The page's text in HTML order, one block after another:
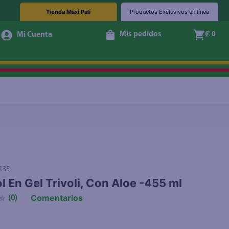
Tienda Maxi Palí Productos Exclusivos en línea
Mis pedidos ₡ 0
En Gel Trivoli, Con Aloe -455 ml
☆ (0) Comentarios